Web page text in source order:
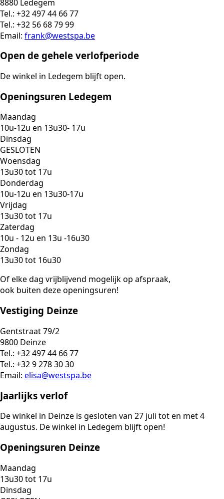
8880 Ledegem
Tel.: +32 497 44 66 77
Tel.: +32 56 68 79 99
Email: frank@westspa.be
Open de gehele verlofperiode
De winkel in Ledegem blijft open.
Openingsuren Ledegem
Maandag
10u-12u en 13u30- 17u
Dinsdag
GESLOTEN
Woensdag
13u30 tot 17u
Donderdag
10u-12u en 13u30-17u
Vrijdag
13u30 tot 17u
Zaterdag
10u - 12u en 13u -16u30
Zondag
13u30 tot 16u30
Of elke dag vrijblijvend mogelijk op afspraak,
ook buiten deze openingsuren!
Vestiging Deinze
Gentstraat 79/2
9800 Deinze
Tel.: +32 497 44 66 77
Tel.: +32 9 278 30 30
Email: elisa@westspa.be
Jaarlijks verlof
De winkel in Deinze is gesloten van 27 juli tot en met 4
augustus. De winkel in Ledegem blijft open!
Openingsuren Deinze
Maandag
13u30 tot 17u
Dinsdag